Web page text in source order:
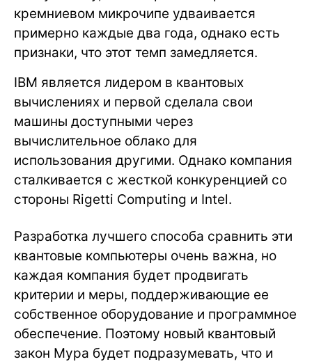
кремниевом микрочипе удваивается
примерно каждые два года, однако есть
признаки, что этот темп замедляется.
IBM является лидером в квантовых
вычислениях и первой сделала свои
машины доступными через
вычислительное облако для
использования другими. Однако компания
сталкивается с жесткой конкуренцией со
стороны Rigetti Computing и Intel.
Разработка лучшего способа сравнить эти
квантовые компьютеры очень важна, но
каждая компания будет продвигать
критерии и меры, поддерживающие ее
собственное оборудование и программное
обеспечение. Поэтому новый квантовый
закон Мура будет подразумевать, что и